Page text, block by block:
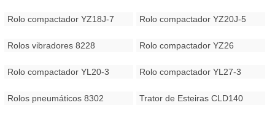
Rolo compactador YZ18J-7 Rolo compactador YZ20J-5
Rolos vibradores 8228 Rolo compactador YZ26
Rolo compactador YL20-3 Rolo compactador YL27-3
Rolos pneumáticos 8302 Trator de Esteiras CLD140